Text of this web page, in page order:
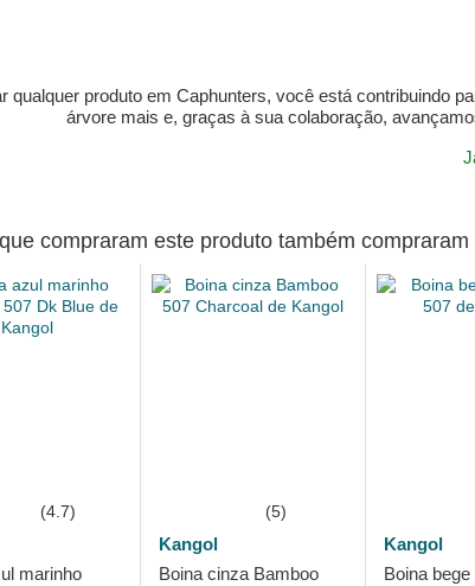
qualquer produto em Caphunters, você está contribuindo
árvore mais e, graças à sua colaboração,
compraram este produto também compraram
(4.7)
marinho
(5)
Kangol
Boina cinza Bamboo
Kangol
Boina